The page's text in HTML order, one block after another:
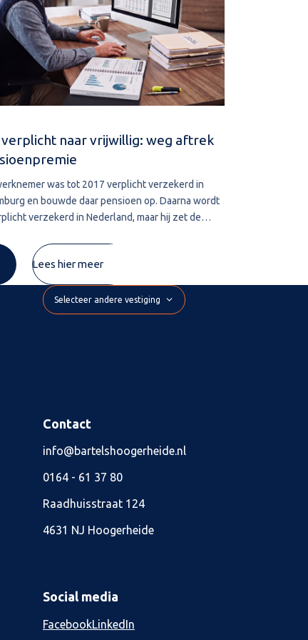
verplicht naar vrijwillig: weg aftrek
was tot 2017 verplicht verzekerd in
en bouwde daar pensioen op. Daarna wordt
verzekerd in Nederland, maar hij zet de
die hij zelf betaalt, wil hij
Lees hier meer
Selecteer andere vestiging
Contact
info@bartelshoogerheide.nl
0164 - 61 37 80
Raadhuisstraat 124
4631 NJ Hoogerheide
Social media
FacebookLinkedIn